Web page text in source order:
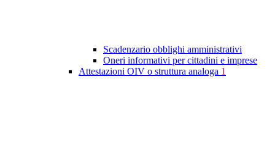
Scadenzario obblighi amministrativi
Oneri informativi per cittadini e imprese
Attestazioni OIV o struttura analoga 1